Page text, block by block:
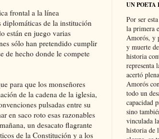
frontal a la línea
diplomáticas de la institución
están en juego varias
sólo han pretendido cumplir
de hecho donde le compete
para que los monseñores
de la cadena de la iglesia,
pulsadas entre su
en saco roto esas razonables
un desacato flagrante
de la Constitución y a los
UN
Por ser
la primera
Amorós, y
y muerte
historia
representa
acertó
Amorós
todo un
capacidad
sino
vinculada
historia de